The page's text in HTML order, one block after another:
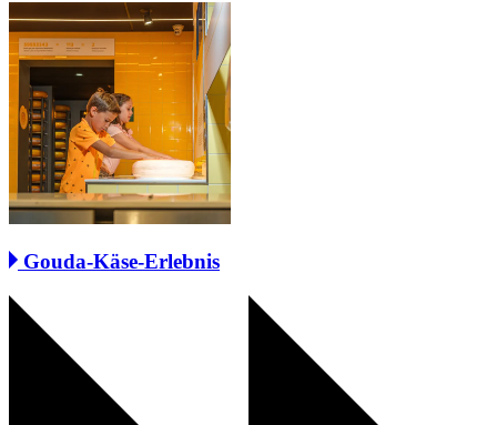
Gouda-Käse-Erlebnis